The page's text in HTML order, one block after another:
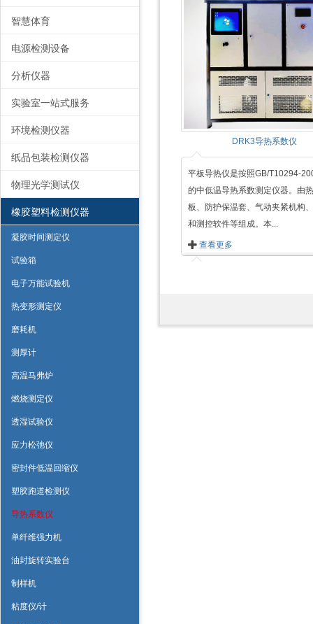
智慧体育
电源检测设备
分析仪器
实验室一站式服务
环境检测仪器
纸品包装检测仪器
物理光学测试仪
橡胶塑料检测仪器
凝胶时间测定仪
试验箱
电子万能试验机
热变形测定仪
磨耗机
测厚计
高温马弗炉
燃烧测定仪
透湿试验仪
应力松弛仪
密封件低温回缩仪
塑胶跑道检测仪
导热系数仪
单纤维强力机
油封旋转实验台
制样机
粘度仪/计
DRK3导热系数仪
平板导热仪是按照GB/T10294-
的中低温导热系数测定仪器。由
板、防护保温套、气动夹紧机构
和测控软件等组成。本...
查看更多